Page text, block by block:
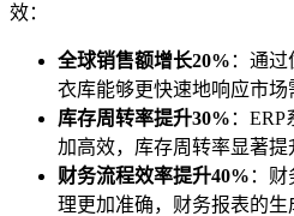
效：
全球销售额增长20% ：通
衣库能够更快速地响应市场
库存周转率提升30% ：
加高效，库存周转率显著提
财务流程效率提升40% ：
理更加准确，财务报表的